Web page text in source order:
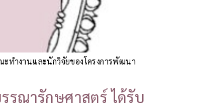
ทำงานและนักวิจัยของโครงการพัฒนา
รณารักษศาสตร์ ได้รับ